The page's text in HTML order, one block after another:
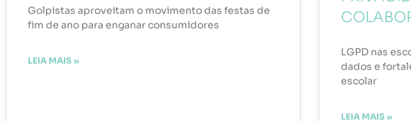
Golpistas aproveitam o movimento das festas de
fim de ano para enganar consumidores
LEIA MAIS »
LGPD nas
dados e
escolar
LEIA MAIS »